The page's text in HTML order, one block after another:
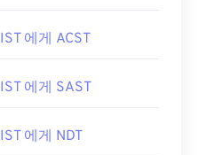
IST 에게 ACST
IST 에게 SAST
IST 에게 NDT